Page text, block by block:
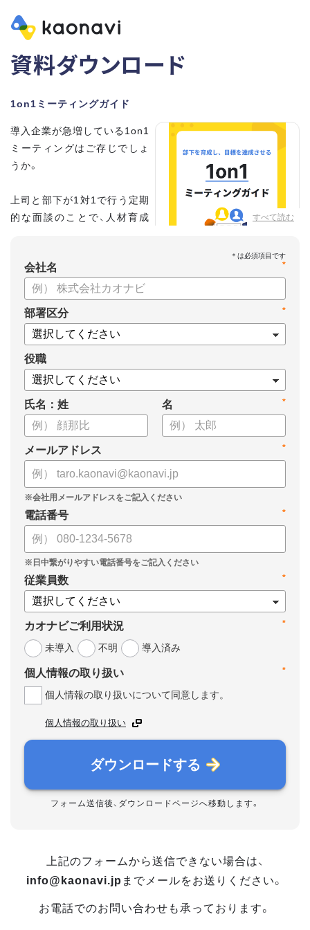
資料ダウンロード
1on1ミーティングガイド
すべて読む
導入企業が急増している1on1
ミーティングはご存じでしょ
うか。
上司と部下が1対1で行う定期
的な面談のことで、人材育成
こちらの資料では、
・1on1とは何か？
・1on1の基本的なやり方
・ 1on1 の基本アジェンダと質問例
についてまとめましたので、ぜひお役立てください。
*
会社名
*
部署区分
役職
氏名：姓 *
名
*
メールアドレス
*
電話番号
*
従業員数
*
カオナビご利用状況
未導入
不明 導入済み
*
個人情報の取り扱い
個人情報の取り扱いについて同意します。
個人情報の取り扱い
ダウンロードする
フォーム送信後、ダウンロードページへ移動します。
上記のフォームから送信できない場合は、
info@kaonavi.jp までメールをお送りください。
お電話でのお問い合わせも承っております。